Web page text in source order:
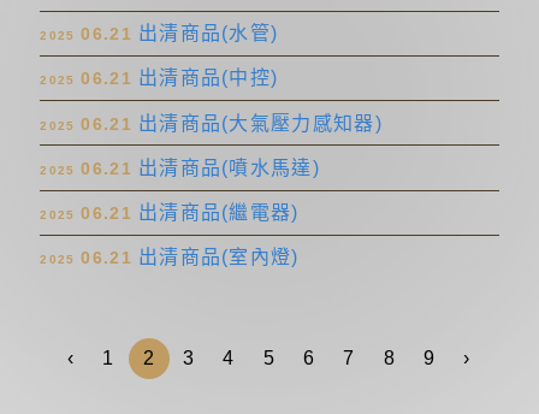
2025 06.21 出清商品(水管)
2025 06.21 出清商品(中控)
2025 06.21 出清商品(大氣壓力感知器)
2025 06.21 出清商品(噴水馬達)
2025 06.21 出清商品(繼電器)
2025 06.21 出清商品(室內燈)
‹ 1 2 3 4 5 6 7 8 9 ›